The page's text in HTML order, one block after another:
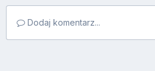
Dodaj komentarz...